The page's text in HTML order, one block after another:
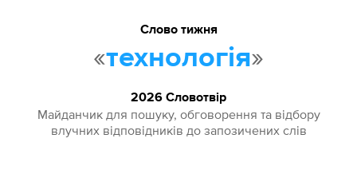
Слово тижня
«технологія»
2026 Словотвір
Майданчик для пошуку, обговорення та відбору
влучних відповідників до запозичених слів